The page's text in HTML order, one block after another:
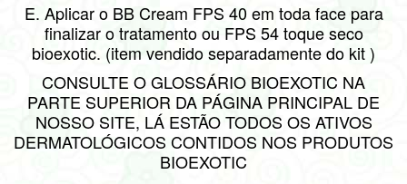
E. Aplicar o BB Cream FPS 40 em toda face para
finalizar o tratamento ou FPS 54 toque seco
bioexotic. (item vendido separadamente do kit )
CONSULTE O GLOSSÁRIO BIOEXOTIC NA
PARTE SUPERIOR DA PÁGINA PRINCIPAL DE
NOSSO SITE, LÁ ESTÃO TODOS OS ATIVOS
DERMATOLÓGICOS CONTIDOS NOS PRODUTOS
BIOEXOTIC